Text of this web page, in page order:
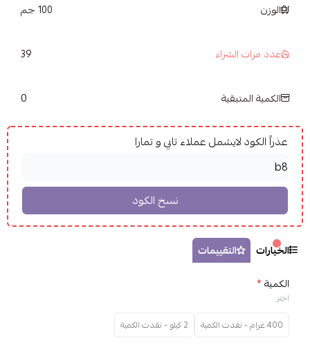
الوزن 100 جم
عدد مرات الشراء 39
الكمية المتبقية 0
عذراً الكود لايشمل عملاء تابي و تمارا
الخيارات
التقييمات
الكمية*
اختر
400 غرام - نفدت الكمية 2 كيلو - نفدت الكمية